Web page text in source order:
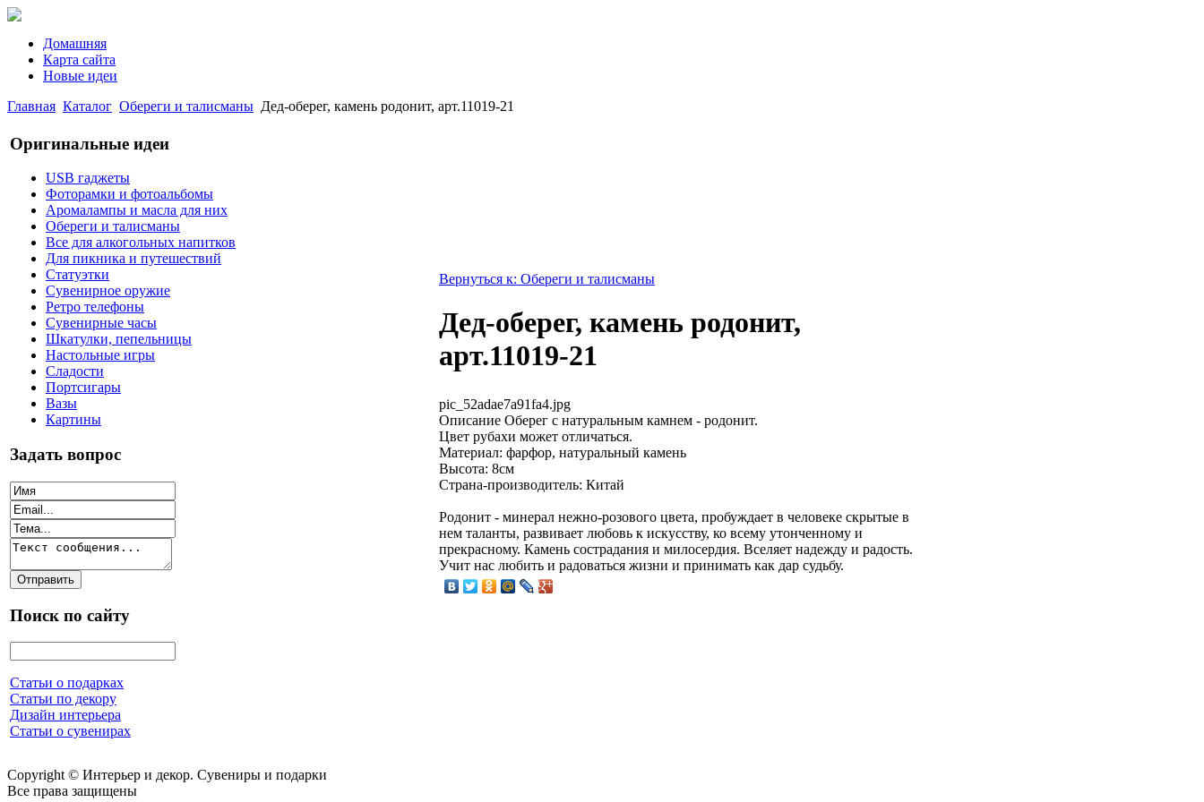
Домашняя
Карта сайта
Новые идеи
Главная Каталог Обереги и талисманы Дед-оберег, камень родонит, арт.11019-21
Оригинальные идеи
USB гаджеты
Фоторамки и фотоальбомы
Аромалампы и масла для них
Обереги и талисманы
Все для алкогольных напитков
Для пикника и путешествий
Статуэтки
Сувенирное оружие
Ретро телефоны
Сувенирные часы
Шкатулки, пепельницы
Настольные игры
Сладости
Портсигары
Вазы
Картины
Задать вопрос
Поиск по сайту
Статьи о подарках
Статьи по декору
Дизайн интерьера
Статьи о сувенирах
Вернуться к: Обереги и талисманы
Дед-оберег, камень родонит,
арт.11019-21
pic_52adae7a91fa4.jpg
Описание Оберег с натуральным камнем - родонит.
Цвет рубахи может отличаться.
Материал: фарфор, натуральный камень
Высота: 8см
Страна-производитель: Китай
Родонит - минерал нежно-розового цвета, пробуждает в человеке скрытые в
нем таланты, развивает любовь к искусству, ко всему утонченному и
прекрасному. Камень сострадания и милосердия. Вселяет надежду и радость.
Учит нас любить и радоваться жизни и принимать как дар судьбу.
Copyright © Интерьер и декор. Сувениры и подарки
Все права защищены